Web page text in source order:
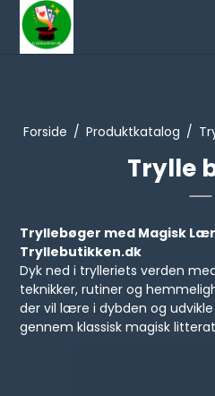
Masser
Forside / Produktkatalog /
Trylle
Tryllebøger med Magisk
Tryllebutikken.dk
Dyk ned i trylleriets verden
teknikker, rutiner og
der vil lære i dybden og
gennem klassisk magisk